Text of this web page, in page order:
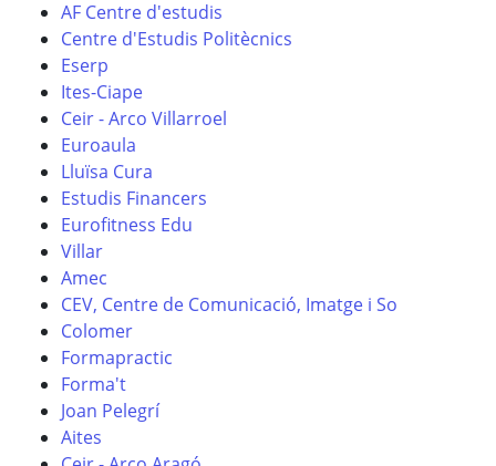
AF Centre d'estudis
Centre d'Estudis Politècnics
Eserp
Ites-Ciape
Ceir - Arco Villarroel
Euroaula
Lluïsa Cura
Estudis Financers
Eurofitness Edu
Villar
Amec
CEV, Centre de Comunicació, Imatge i So
Colomer
Formapractic
Forma't
Joan Pelegrí
Aites